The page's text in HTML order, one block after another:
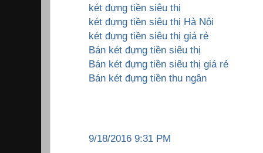
két đựng tiền siêu thị
két đựng tiền siêu thị Hà Nội
két đựng tiền siêu thị giá rẻ
Bán két đựng tiền siêu thị
Bán két đựng tiền siêu thị giá rẻ
Bán két đựng tiền thu ngân
9/18/2016 9:31 PM